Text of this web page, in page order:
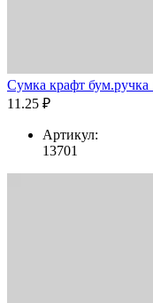
Сумка крафт
11.25 ₽
Артикул:
13701